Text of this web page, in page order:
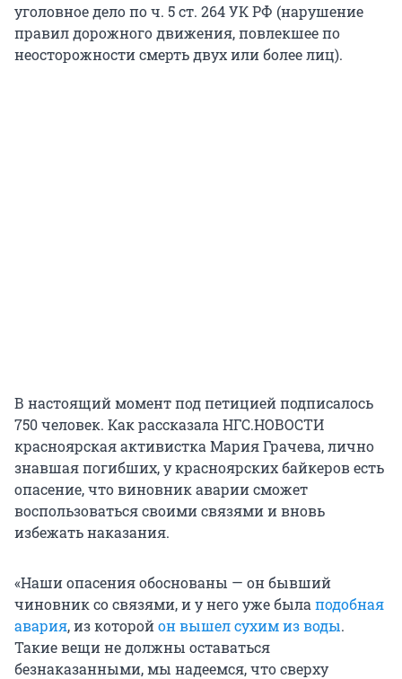
уголовное дело по ч. 5 ст. 264 УК РФ (нарушение
правил дорожного движения, повлекшее по
неосторожности смерть двух или более лиц).
В настоящий момент под петицией подписалось
750 человек. Как рассказала НГС.НОВОСТИ
красноярская активистка Мария Грачева, лично
знавшая погибших, у красноярских байкеров есть
опасение, что виновник аварии сможет
воспользоваться своими связями и вновь
избежать наказания.
«Наши опасения обоснованы — он бывший
чиновник со связями, и у него уже была подобная
авария, из которойон вышел сухим из воды.
Такие вещи не должны оставаться
безнаказанными, мы надеемся, что сверху